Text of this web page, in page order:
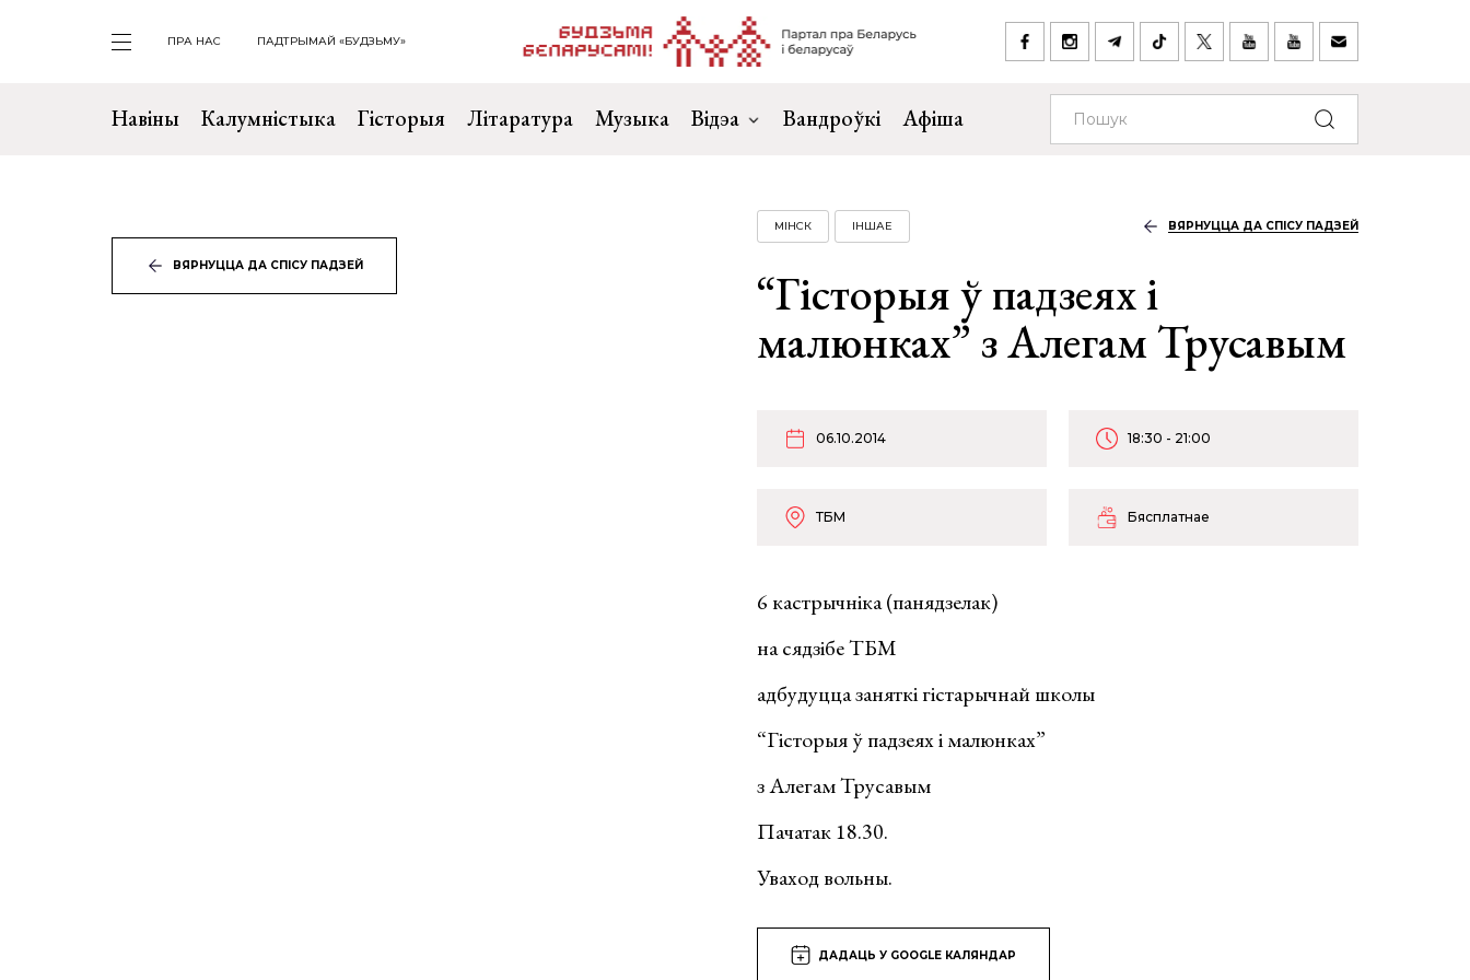
ПРА НАС ПАДТРЫМАЙ «БУДЗЬМУ»
Навіны Калумністыка Гісторыя Літаратура Музыка Відэа Вандроўкі Афіша
ВЯРНУЦЦА ДА СПІСУ ПАДЗЕЙ
МІНСК ІНШАЕ ВЯРНУЦЦА ДА СПІСУ ПАДЗЕЙ
“Гісторыя ў падзеях і
малюнках” з Алегам Трусавым
06.10.2014 18:30 - 21:00
ТБМ Бясплатнае
6 кастрычніка (панядзелак)
на сядзібе ТБМ
адбудуцца заняткі гістарычнай школы
“Гісторыя ў падзеях і малюнках”
з Алегам Трусавым
Пачатак 18.30.
Уваход вольны.
ДАДАЦЬ У GOOGLE КАЛЯНДАР